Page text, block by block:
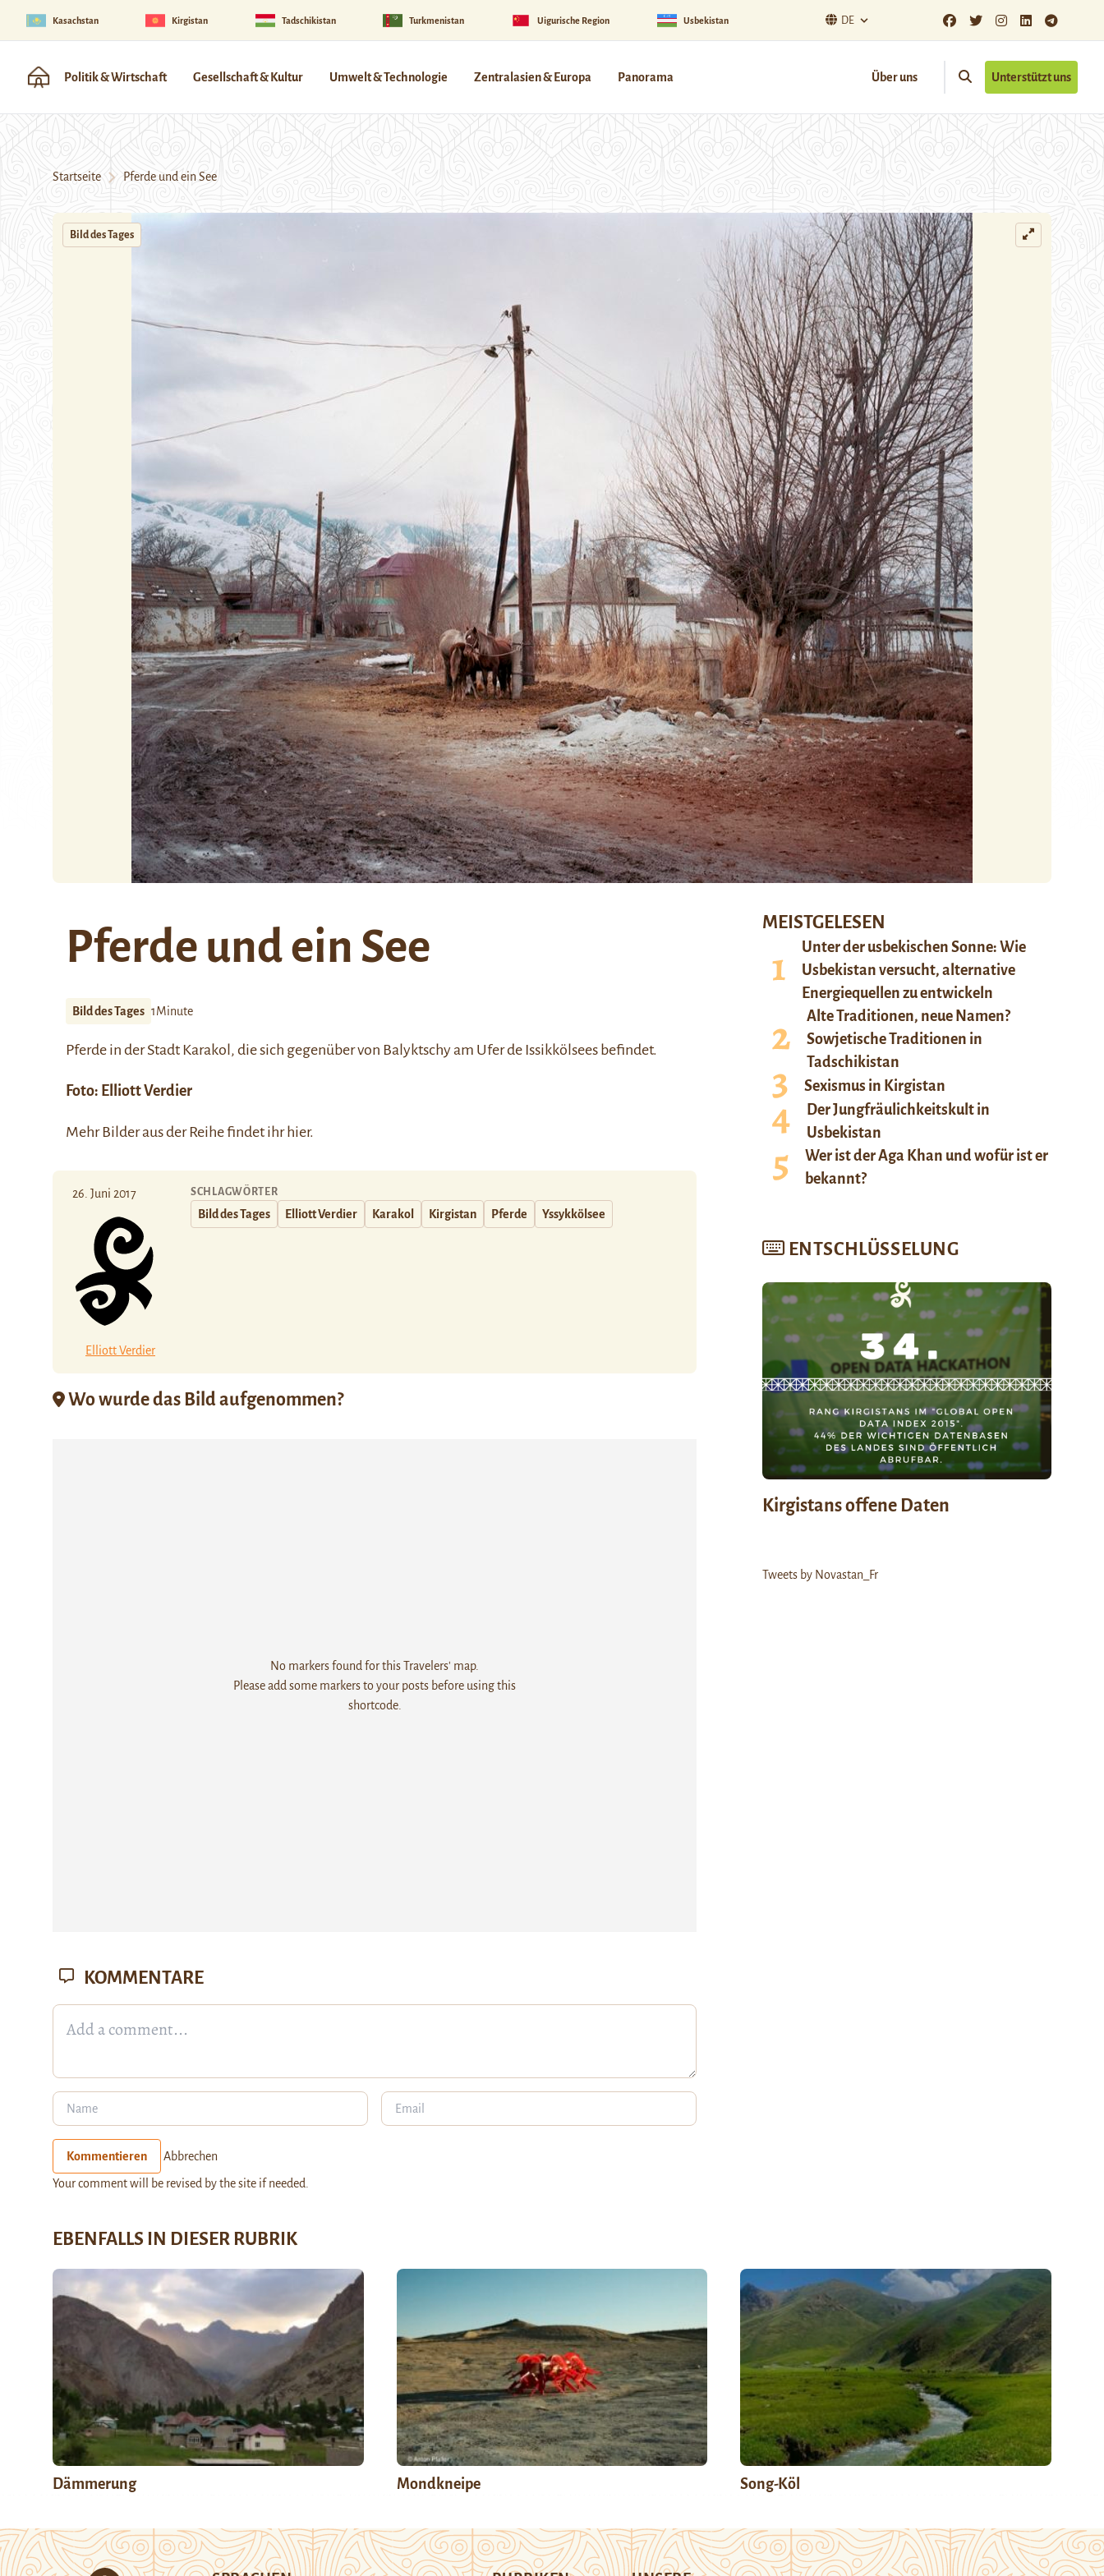
Kasachstan Kirgistan Tadschikistan Turkmenistan Uigurische Region Usbekistan DE
Politik & Wirtschaft Gesellschaft & Kultur Umwelt & Technologie Zentralasien & Europa Panorama Über uns Unterstützt uns
Startseite Pferde und ein See
Bild des Tages
Pferde und ein See
Bild des Tages 1Minute
Pferde in der Stadt Karakol, die sich gegenüber von Balyktschyam Ufer de Issikkölsees befindet.
Foto: Elliott Verdier
Mehr Bilder aus der Reihe findet ihr hier.
26. Juni 2017
Elliott Verdier
SCHLAGWÖRTER
Bild des Tages Elliott Verdier Karakol Kirgistan Pferde Yssykkölsee
Wo wurde das Bild aufgenommen?
No markers found for this Travelers' map.
Please add some markers to your posts before using this
shortcode.
MEISTGELESEN
Unter der usbekischen Sonne: Wie
Usbekistan versucht, alternative
Energiequellen zu entwickeln
Alte Traditionen, neue Namen?
Sowjetische Traditionen in
Tadschikistan
Sexismus in Kirgistan
Der Jungfräulichkeitskult in
Usbekistan
Wer ist der Aga Khan und wofür ist er
bekannt?
ENTSCHLÜSSELUNG
Kirgistans offene Daten
Tweets by Novastan_Fr
KOMMENTARE
Kommentieren Abbrechen
Your comment will be revised by the site if needed.
EBENFALLS IN DIESER RUBRIK
Dämmerung Mondkneipe Song-Köl